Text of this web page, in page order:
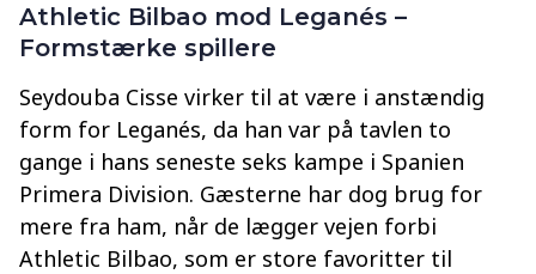
Athletic Bilbao mod Leganés –
Formstærke spillere
Seydouba Cisse virker til at være i anstændig
form for Leganés, da han var på tavlen to
gange i hans seneste seks kampe i Spanien
Primera Division. Gæsterne har dog brug for
mere fra ham, når de lægger vejen forbi
Athletic Bilbao, som er store favoritter til